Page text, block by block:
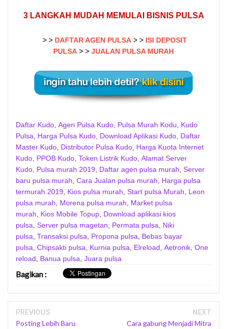
3 LANGKAH MUDAH MEMULAI BISNIS PULSA
> > DAFTAR AGEN PULSA> > ISI DEPOSIT
PULSA > > JUALAN PULSA MURAH
Daftar Kudo Agen Pulsa Kudo Pulsa Murah Kodu
Kudo
Pulsa
Harga Pulsa Kudo Download Aplikasi Kudo Daftar
Master Kudo Distributor Pulsa Kudo Harga Kuota Internet
Kudo PPOB Kudo Token Listrik Kudo Alamat Server
Kudo Pulsa murah 2019 Daftar agen pulsa murah Server
baru pulsa murah Cara Jualan pulsa murah
Harga pulsa
termurah 2019
Kios pulsa murah Start pulsa Murah
Leon
pulsa murah
Morena pulsa murah
Market pulsa
murah
Kios Mobile Topup Download aplikasi kios
pulsa Server pulsa magetan Permata pulsa
Niki
pulsa Transaksi pulsa Propona pulsa
Bebas bayar
pulsa Chipsakti pulsa Kurnia pulsa Elreload Aetronik One
reload
Banua pulsa Juara pulsa
Bagikan :
PREVIOUS
Posting Lebih Baru
NEXT
Cara gabung Menjadi Mitra